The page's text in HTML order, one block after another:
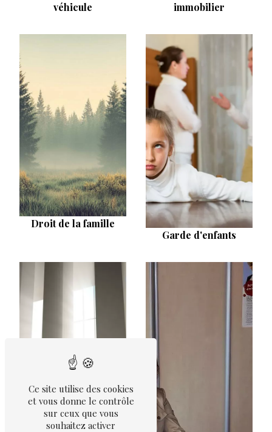
véhicule
immobilier
Droit de la famille
Garde d'enfants
Ce site utilise des cookies
et vous donne le contrôle
sur ceux que vous
souhaitez activer